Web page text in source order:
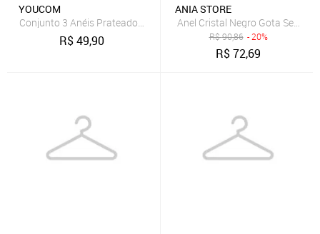
YOUCOM
Conjunto 3 Anéis Prateados Ilhós
R$49,90
ANIA STORE
Anel Cristal Negro Gota
R$90,86 - 20%
R$72,69